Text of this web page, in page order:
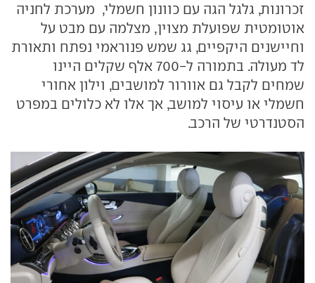
זכרונות, גלגל הגה עם כוונון חשמלי, מערכת לחניה
אוטומטית שפועלת מצוין, מצלמה עם מבט על
וחיישנים היקפיים, גג שמש פנוראמי נפתח ותאורת
לד מעולה. בתמורה ל-700 אלף שקלים היינו
שמחים לקבל גם אוורור למושבים, וילון אחורי
חשמלי או עיסוי למושב, אך אלו לא כלולים במפרט
הסטנדרטי של הרכב.